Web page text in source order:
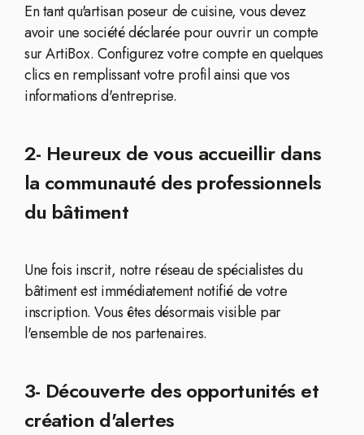
En tant qu'artisan poseur de cuisine, vous devez
avoir une société déclarée pour ouvrir un compte
sur ArtiBox. Configurez votre compte en quelques
clics en remplissant votre profil ainsi que vos
informations d'entreprise.
2- Heureux de vous accueillir dans
la communauté des professionnels
du bâtiment
Une fois inscrit, notre réseau de spécialistes du
bâtiment est immédiatement notifié de votre
inscription. Vous êtes désormais visible par
l'ensemble de nos partenaires.
3- Découverte des opportunités et
création d'alertes